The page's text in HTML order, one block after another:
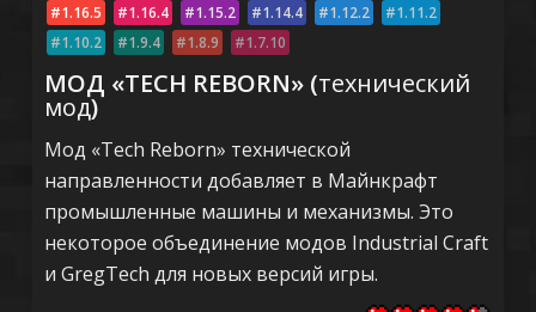
1.16.5 1.16.4 1.15.2 1.14.4 1.12.2
1.11.2
1.10.2
1.9.4 1.8.9 1.7.10
МОД «TECH REBORN» (технический
мод)
Мод «Tech Reborn» технической
направленности добавляет в Майнкрафт
промышленные машины и механизмы. Это
некоторое объединение модов Industrial Craft
и GregTech для новых версий игры.